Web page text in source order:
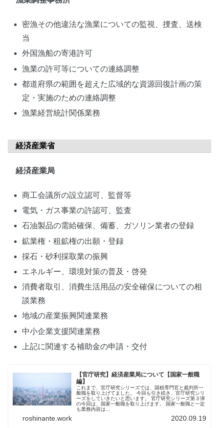
密漁その他違法な漁業についての監視、捜査、送検
当
外国漁船の寄港許可
漁業の許可等についての連絡調整
都道府県の範囲を超えた広域的な資源回復計画の策
定・実施のための連絡調整
漁業経営統計関係業務
経済産業省
経済産業局
商工会議所の設立認可、監督等
電気・ガス事業の許認可、監査
石油製品の需給確保、備蓄、ガソリン業者の登録
鉱業権・租鉱権の出願・登録
採石・砂利採取業の振興
エネルギー、環境対策の普及・啓発
消費者取引、消費生活用品の安全確保についての相
談業務
地域の産業振興関連業務
中小企業支援関連業務
上記に関連する補助金の申請・交付
【官庁研究】経済産業局について【国家一般職
編】
これまで、官庁研究シリーズでは、国税専門官と裁判所一
般職を取り上げてました。 今回も引き続き、官庁研究シリ
ーズをしていきたいと思います。 官庁研究シリーズ第３弾
の今回は、国家一般職を取り上げます。 国家一般職と一定
も業務内容は...
roshinante.work 2020.09.19